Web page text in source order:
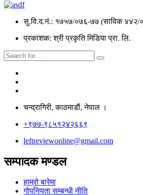
सु.वि.द.नं.: १७५७/०७६-७७ (साविक ४४२/
प्रकाशक: श्री प्रकृति मिडिया प्रा. लि.
चन्द्रागिरी, काठमाडाैं, नेपाल ।
+९७७-९८५१२४२६६९
leftreviewonline@gmail.com
सम्पादक मण्डल
हाम्रो बारेमा
गोपनियता सम्बन्धी नीति